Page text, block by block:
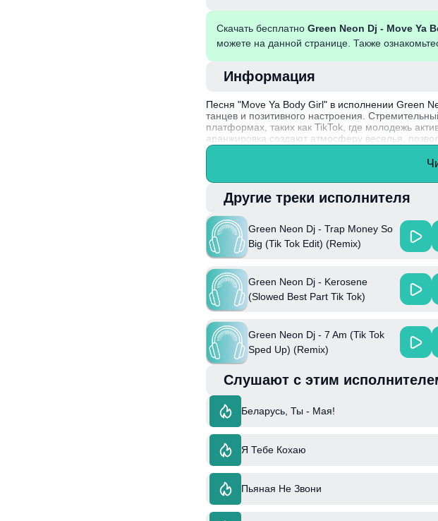
Скачать бесплатно Green Neon Dj - Move Ya
можете на данной странице. Также
Информация
Песня "Move Ya Body Girl" в исполнении Green
танцев и позитивного настроения.
платформах, таких как TikTok, где молодежь
аранжировка создают атмосферу веселья,
Интересный факт: Green Neon Dj – это проект,
Другие треки исполнителя
Green Neon Dj - Trap Money So
Big (Tik Tok Edit) (Remix)
Green Neon Dj - Kerosene
(Slowed Best Part Tik Tok)
Green Neon Dj - 7 Am (Tik Tok
Sped Up) (Remix)
Слушают с этим
Беларусь, Ты - Мая!
Я Тебе Кохаю
Пьяная Не Звони